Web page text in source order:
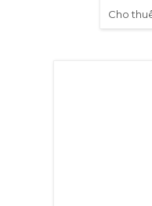
Cho